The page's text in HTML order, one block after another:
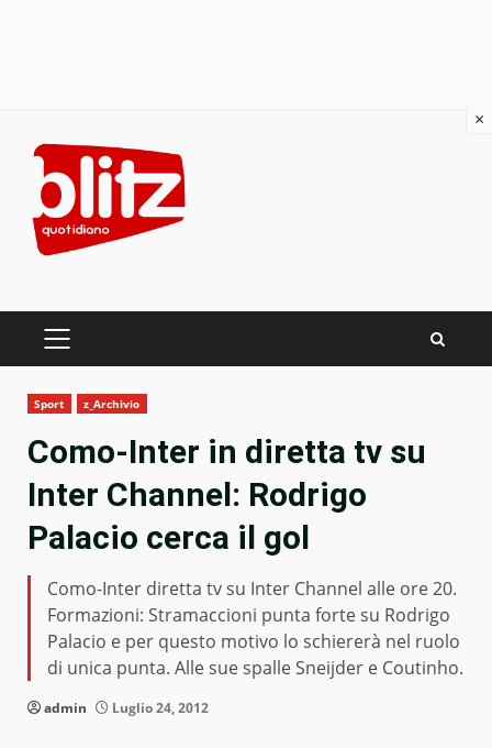
content
PRIMARY
Sport z_Archivio
Como-Inter in diretta tv su
Inter Channel: Rodrigo
Palacio cerca il gol
Como-Inter diretta tv su Inter Channel alle ore 20.
Formazioni: Stramaccioni punta forte su Rodrigo
Palacio e per questo motivo lo schiererà nel ruolo
di unica punta. Alle sue spalle Sneijder e Coutinho.
admin Luglio 24, 2012
×